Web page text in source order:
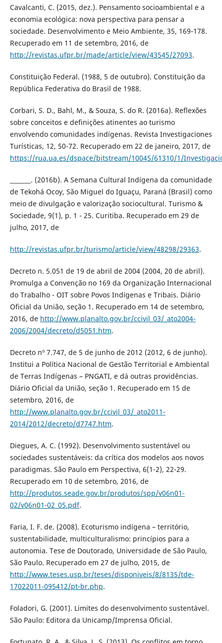
Cavalcanti, C. (2015, dez.). Pensamento socioambiental e a
economia ecológica: nova perspectiva para pensar a
sociedade. Desenvolvimento e Meio Ambiente, 35, 169-178.
Recuperado em 11 de setembro, 2016, de
http://revistas.ufpr.br/made/article/view/43545/27093.
Constituição Federal. (1988, 5 de outubro). Constituição da
República Federativa do Brasil de 1988.
Corbari, S. D., Bahl, M., & Souza, S. do R. (2016a). Reflexões
sobre conceitos e definições atinentes ao turismo
envolvendo comunidades indígenas. Revista Investigaciones
Turísticas, 12, 50-72. Recuperado em 22 de janeiro, 2017, de
https://rua.ua.es/dspace/bitstream/10045/61310/1/
_______. (2016b). A Semana Cultural Indígena da comunidade
de Tekohá Ocoy, São Miguel do Iguaçu, Paraná (Brasil) como
meio de divulgação e valorização sociocultural. Turismo &
Sociedade, 9(1), p. 1 - 25. Curitiba. Recuperado em 29 de
julho, 2017, de
http://revistas.ufpr.br/turismo/article/view/48298/29363.
Decreto n. 5.051 de 19 de abril de 2004 (2004, 20 de abril).
Promulga a Convenção no 169 da Organização Internacional
do Trabalho - OIT sobre Povos Indígenas e Tribais. Diário
Oficial da União, seção 1. Recuperado em 14 de setembro,
2016, de http://www.planalto.gov.br/ccivil_03/_ato2004-
2006/2004/decreto/d5051.htm.
Decreto nº 7.747, de 5 de junho de 2012 (2012, 6 de junho).
Institui a Política Nacional de Gestão Territorial e Ambiental
de Terras Indígenas – PNGATI, e dá outras providências.
Diário Oficial da União, seção 1. Recuperado em 15 de
setembro, 2016, de
http://www.planalto.gov.br/ccivil_03/_ato2011-
2014/2012/decreto/d7747.htm.
Diegues, A. C. (1992). Desenvolvimento sustentável ou
sociedades sustentáveis: da crítica dos modelos aos novos
paradigmas. São Paulo em Perspectiva, 6(1-2), 22-29.
Recuperado em 10 de setembro, 2016, de
http://produtos.seade.gov.br/produtos/spp/v06n01-
02/v06n01-02_05.pdf.
Faria, I. F. de. (2008). Ecoturismo indígena – território,
sustentabilidade, multiculturalismo: princípios para a
autonomia. Tese de Doutorado, Universidade de São Paulo,
São Paulo. Recuperado em 27 de julho, 2015, de
http://www.teses.usp.br/teses/disponiveis/8/8135/tde-
17022011-095412/pt-br.php.
Foladori, G. (2001). Limites do desenvolvimento sustentável.
São Paulo: Editora da Unicamp/Imprensa Oficial.